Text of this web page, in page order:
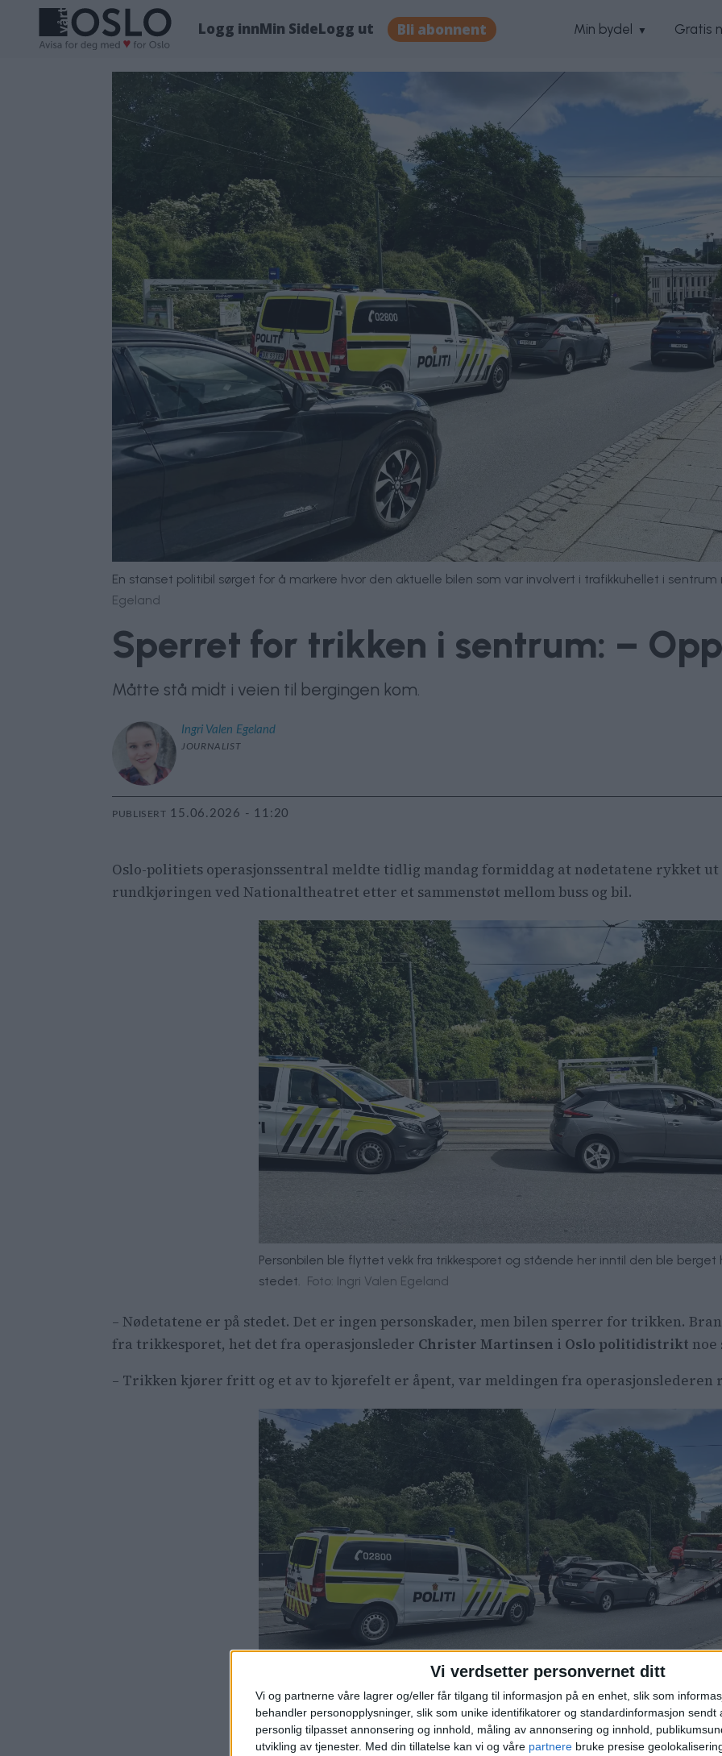
Vi verdsetter personvernet ditt
Vi og partnerne våre lagrer og/eller får tilgang til informasjon på en enhet, slik som
behandler personopplysninger, slik som unike identifikatorer og standardinformasjon sendt
personlig tilpasset annonsering og innhold, måling av annonsering og innhold,
utvikling av tjenester. Med din tillatelse kan vi og våre partnere bruke presise
Logg innMin SideLogg ut Bli abonnent Min bydel Gratis
En stanset politibil sørget for å markere hvor den aktuelle bilen som var involvert i trafikkuhellet i
Egeland
Sperret for trikken i sentrum: –
Måtte stå midt i veien til bergingen kom.
Ingri Valen Egeland
JOURNALIST
PUBLISERT 15.06.2026 - 11:20
Oslo-politiets operasjonssentral meldte tidlig mandag formiddag at nødetatene rykket
rundkjøringen ved Nationaltheatret etter et sammenstøt mellom buss og bil.
Personbilen ble flyttet vekk fra trikkesporet og stående her inntil den ble berget
stedet. Foto: Ingri Valen Egeland
– Nødetatene er på stedet. Det er ingen personskader, men bilen sperrer for trikken.
fra trikkesporet, het det fra operasjonsleder Christer Martinsen i Oslo politidistrikt noe
– Trikken kjører fritt og et av to kjørefelt er åpent, var meldingen fra operasjonslederen
Omkring klokken 10.00 ble bilen hentet av bergingsbil. Foto: Ingri Valen Egeland